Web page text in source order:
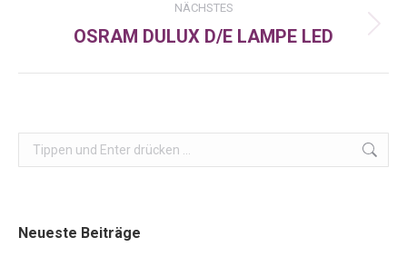
NÄCHSTES
Nächster
OSRAM DULUX D/E LAMPE LED
Search:
Neueste Beiträge